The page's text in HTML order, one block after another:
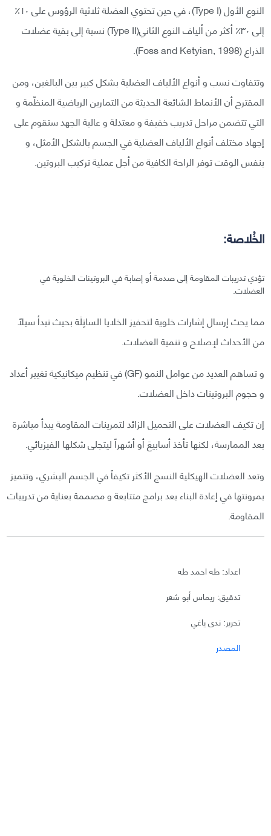
النوع الأول (Type I)، في حين تحتوي العضلة ثلاثية الرؤوس على ١٠٪
إلى ٣٠٪ أكثر من ألياف النوع الثاني(Type II) نسبة إلى بقية عضلات
الذراع (Foss and Ketyian, 1998).
وتتفاوت نسب و أنواع الألياف العضلية بشكل كبير بين البالغين، ومن
المقترح أن الأنماط الشائعة الحديثة من التمارين الرياضية المنظّمة و
التي تتضمن مراحل تدريب خفيفة و معتدلة و عالية الجهد ستقوم على
إجهاد مختلف أنواع الألياف العضلية في الجسم بالشكل الأمثل، و
بنفس الوقت توفر الراحة الكافية من أجل عملية تركيب البروتين.
الخُلاصة:
تؤدي تدريبات المقاومة إلى صدمة أو إصابة في البروتينات الخلوية في
العضلات.
مما يحث إرسال إشارات خلوية لتحفيز الخلايا الساتِلَة بحيث تبدأ سيلاً
من الأحداث لإصلاح و تنمية العضلات.
و تساهم العديد من عوامل النمو (GF) في تنظيم ميكانيكية تغيير أعداد
و حجوم البروتينات داخل العضلات.
إن تكيف العضلات على التحميل الزائد لتمرينات المقاومة يبدأ مباشرة
بعد الممارسة، لكنها تأخذ أسابيعَ أو أشهراً ليتجلى شكلها الفيزيائي.
وتعد العضلات الهيكلية النسج الأكثر تكيفاً في الجسم البشري، وتتميز
بمرونتها في إعادة البناء بعد برامج متتابعة و مصممة بعناية من تدريبات
المقاومة.
اعداد: طه احمد طه
تدقيق: ريماس أبو شعر
تحرير: ندى ياغي
المصدر